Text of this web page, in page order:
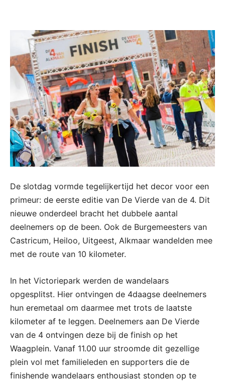
De slotdag vormde tegelijkertijd het decor voor een
primeur: de eerste editie van De Vierde van de 4. Dit
nieuwe onderdeel bracht het dubbele aantal
deelnemers op de been. Ook de Burgemeesters van
Castricum, Heiloo, Uitgeest, Alkmaar wandelden mee
met de route van 10 kilometer.
In het Victoriepark werden de wandelaars
opgesplitst. Hier ontvingen de 4daagse deelnemers
hun eremetaal om daarmee met trots de laatste
kilometer af te leggen. Deelnemers aan De Vierde
van de 4 ontvingen deze bij de finish op het
Waagplein. Vanaf 11.00 uur stroomde dit gezellige
plein vol met familieleden en supporters die de
finishende wandelaars enthousiast stonden op te